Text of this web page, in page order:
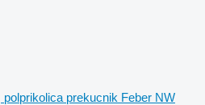
polprikolica prekucnik Feber NW